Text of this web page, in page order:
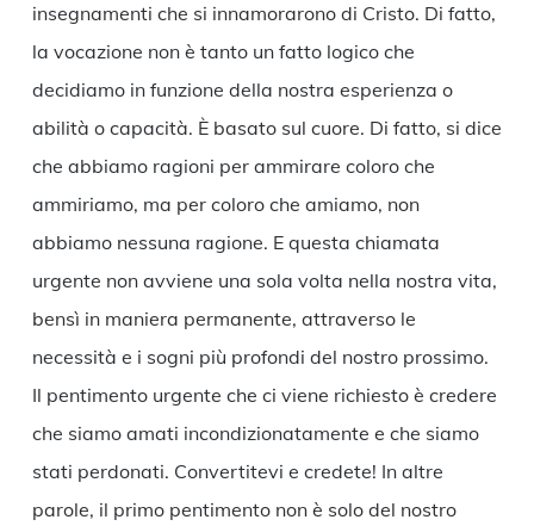
insegnamenti che si innamorarono di Cristo. Di fatto,
la vocazione non è tanto un fatto logico che
decidiamo in funzione della nostra esperienza o
abilità o capacità. È basato sul cuore. Di fatto, si dice
che abbiamo ragioni per ammirare coloro che
ammiriamo, ma per coloro che amiamo, non
abbiamo nessuna ragione. E questa chiamata
urgente non avviene una sola volta nella nostra vita,
bensì in maniera permanente, attraverso le
necessità e i sogni più profondi del nostro prossimo.
Il pentimento urgente che ci viene richiesto è credere
che siamo amati incondizionatamente e che siamo
stati perdonati. Convertitevi e credete! In altre
parole, il primo pentimento non è solo del nostro